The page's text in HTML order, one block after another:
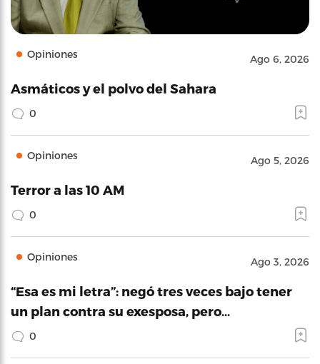
Opiniones Ago 6, 2026
Asmáticos y el polvo del Sahara
0
Opiniones Ago 5, 2026
Terror a las 10 AM
0
Opiniones Ago 3, 2026
“Esa es mi letra”: negó tres veces bajo tener
un plan contra su exesposa, pero…
0